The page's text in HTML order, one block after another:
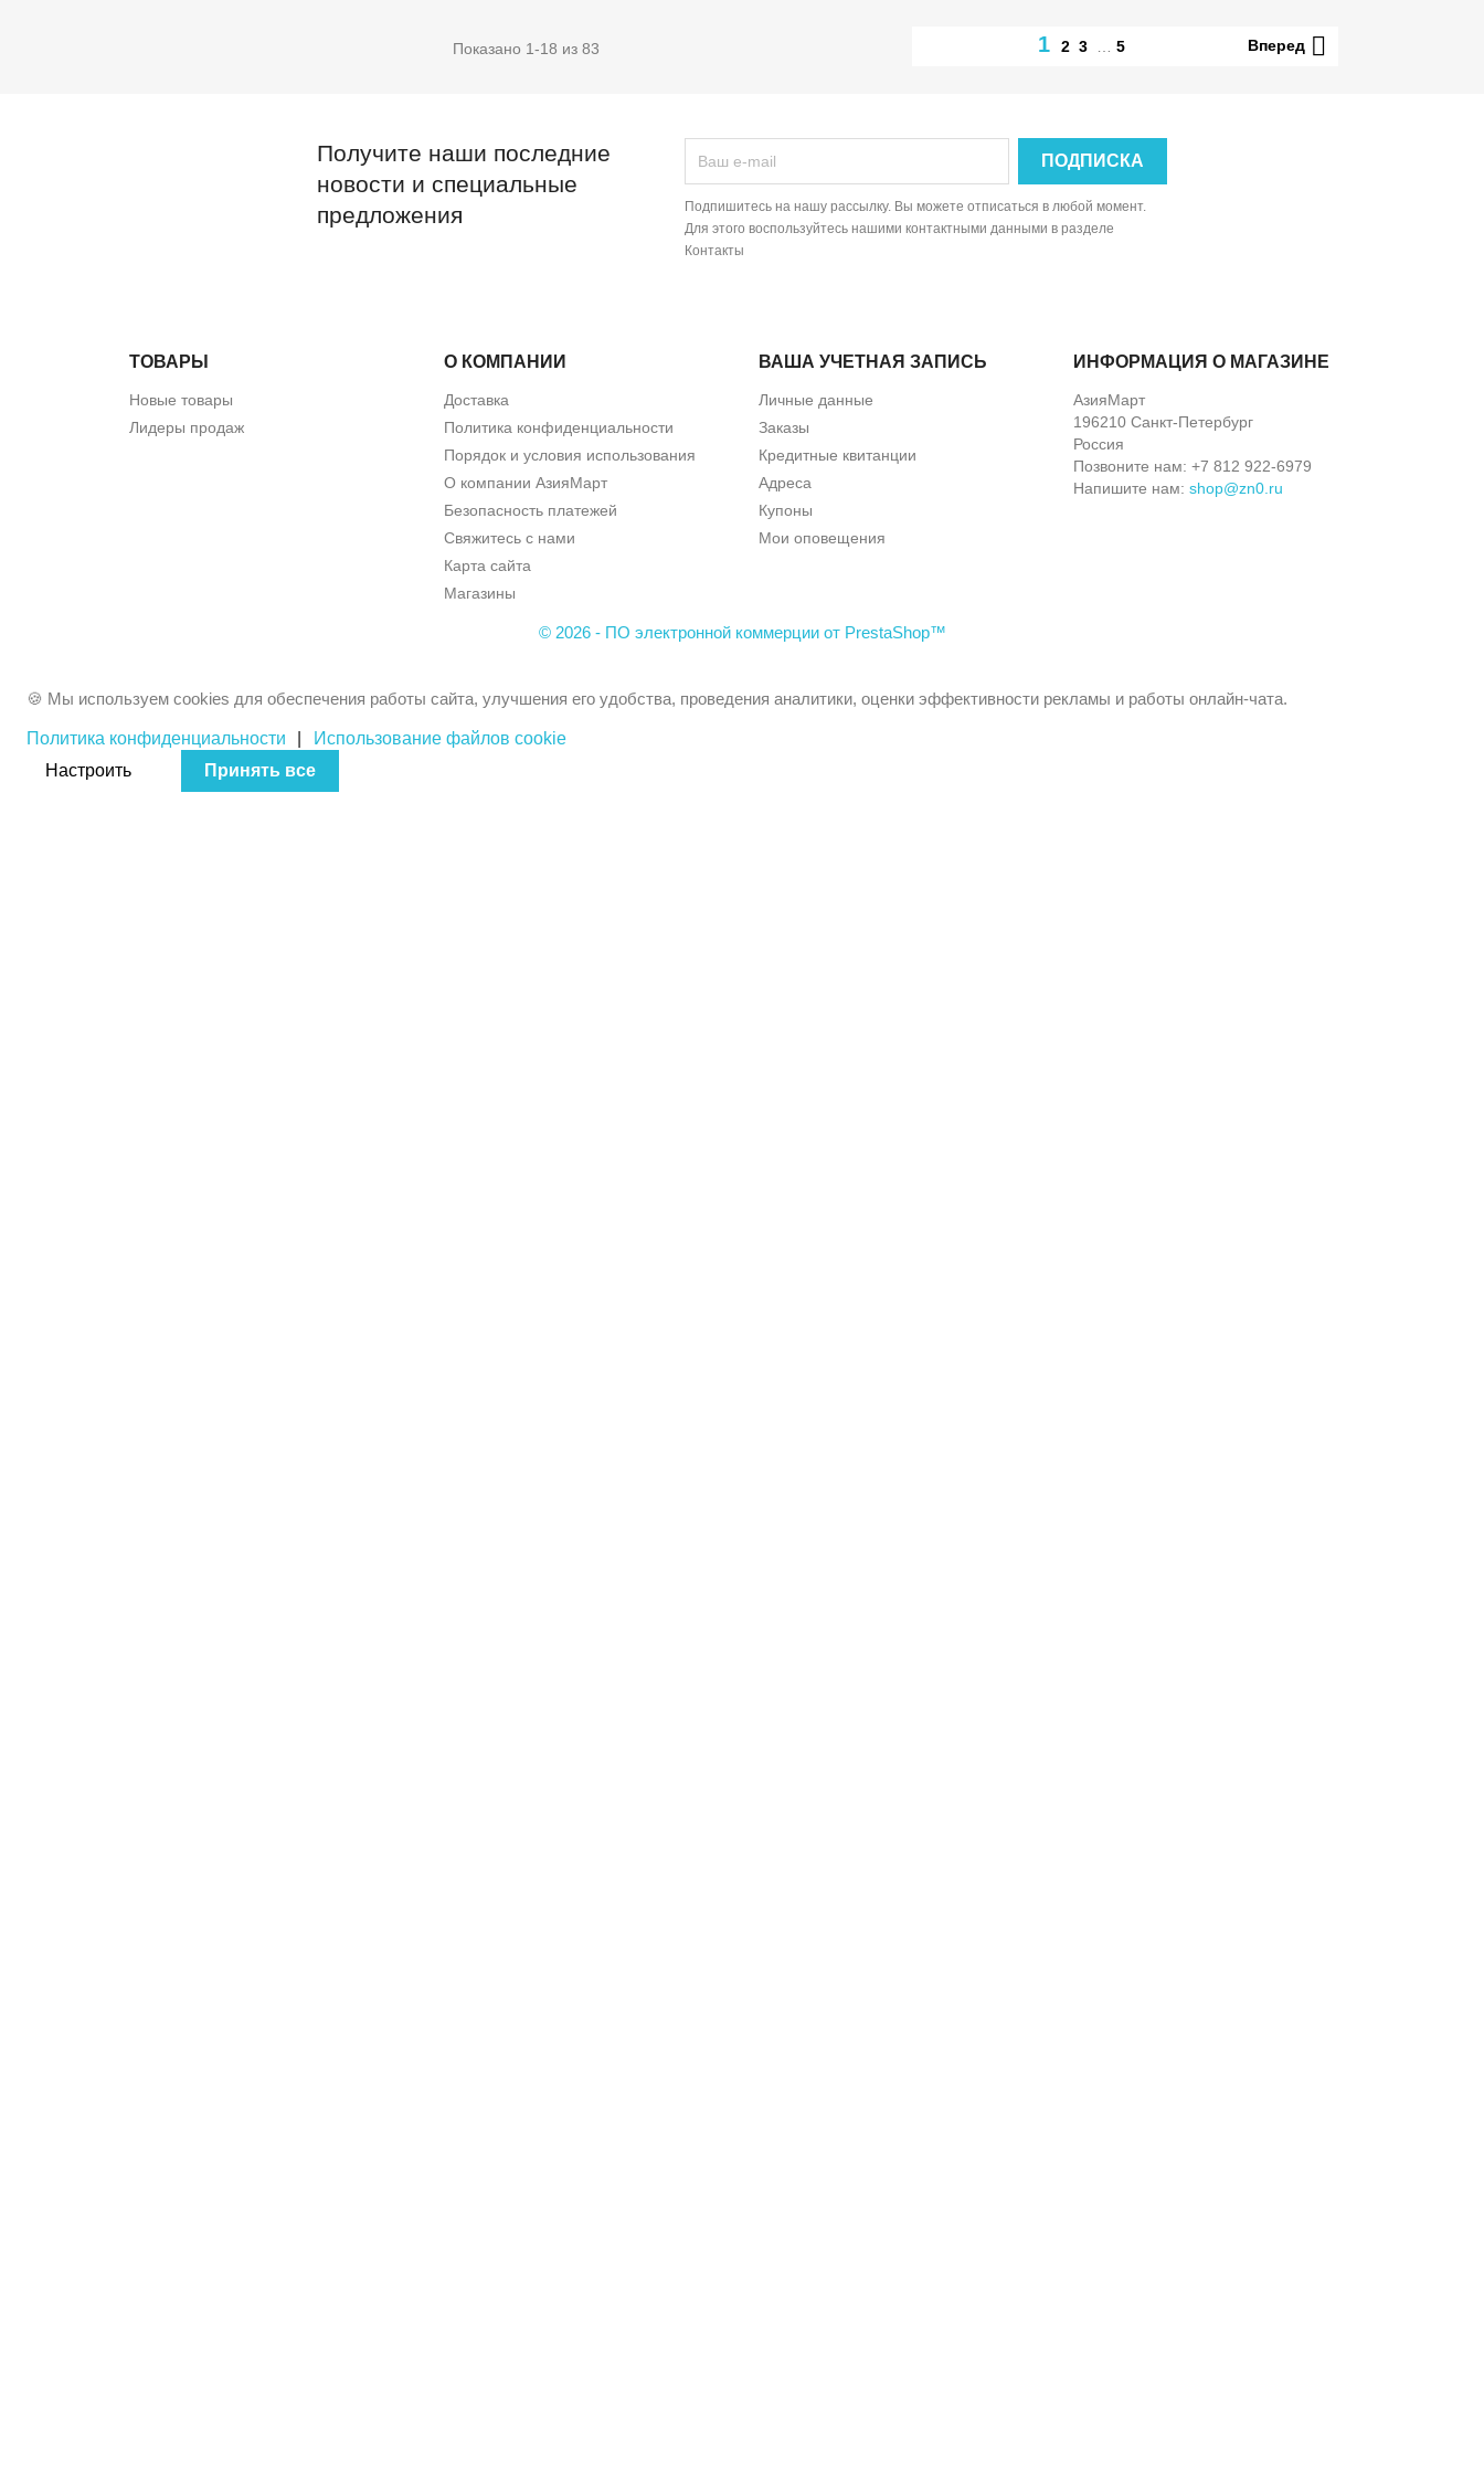
Показано 1-18 из 83 123 … 5 Вперед 
Получите наши последние
новости и специальные
предложения
Подпишитесь на нашу рассылку. Вы можете отписаться в любой момент.
Для этого воспользуйтесь нашими контактными данными в разделе
Контакты
ТОВАРЫ
Новые товары
Лидеры продаж
О КОМПАНИИ
Доставка
Политика конфиденциальности
Порядок и условия использования
О компании АзияМарт
Безопасность платежей
Свяжитесь с нами
Карта сайта
Магазины
ВАША УЧЕТНАЯ ЗАПИСЬ
Личные данные
Заказы
Кредитные квитанции
Адреса
Купоны
Мои оповещения
ИНФОРМАЦИЯ О МАГАЗИНЕ
АзияМарт
196210 Санкт-Петербург
Россия
Позвоните нам: +7 812 922-6979
Напишите нам: shop@zn0.ru
© 2026 - ПО электронной коммерции от PrestaShop™
🍪 Мы используем cookies для обеспечения работы сайта, улучшения его удобства, проведения аналитики, оценки эффективности рекламы и работы онлайн-чата.
Политика конфиденциальности
Использование файлов cookie
Настроить
Принять все